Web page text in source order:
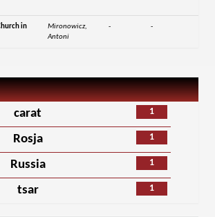
in
Mironowicz,
Antoni
- -
1
carat
1
Rosja
1
Russia
1
tsar